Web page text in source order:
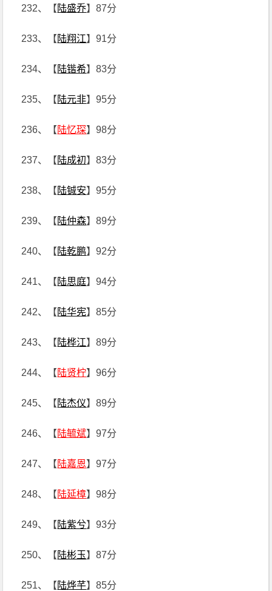
232、【陆盛乔】87分
233、【陆翔江】91分
234、【陆锴希】83分
235、【陆元非】95分
236、【陆忆琛】98分
237、【陆成初】83分
238、【陆铖安】95分
239、【陆仲森】89分
240、【陆乾鹏】92分
241、【陆思庭】94分
242、【陆华宪】85分
243、【陆桦江】89分
244、【陆贤柠】96分
245、【陆杰仪】89分
246、【陆毓斌】97分
247、【陆嘉恩】97分
248、【陆延樟】98分
249、【陆紫兮】93分
250、【陆彬玉】87分
251、【陆烨芊】85分